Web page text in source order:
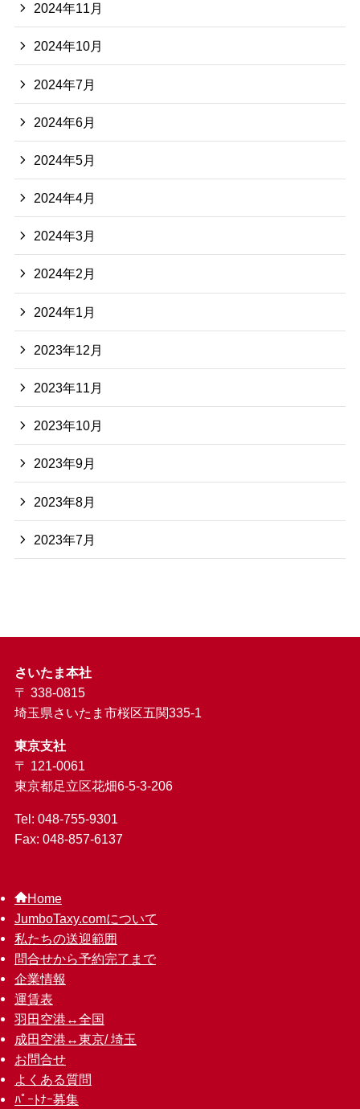
2024年11月
2024年10月
2024年7月
2024年6月
2024年5月
2024年4月
2024年3月
2024年2月
2024年1月
2023年12月
2023年11月
2023年10月
2023年9月
2023年8月
2023年7月
さいたま本社
〒 338-0815
埼玉県さいたま市桜区五関335-1
東京支社
〒 121-0061
東京都足立区花畑6-5-3-206
Tel: 048-755-9301
Fax: 048-857-6137
Home
JumboTaxy.comについて
私たちの送迎範囲
問合せから予約完了まで
企業情報
運賃表
羽田空港↔︎全国
成田空港↔︎東京/ 埼玉
お問合せ
よくある質問
ﾊﾟｰﾄﾅｰ募集